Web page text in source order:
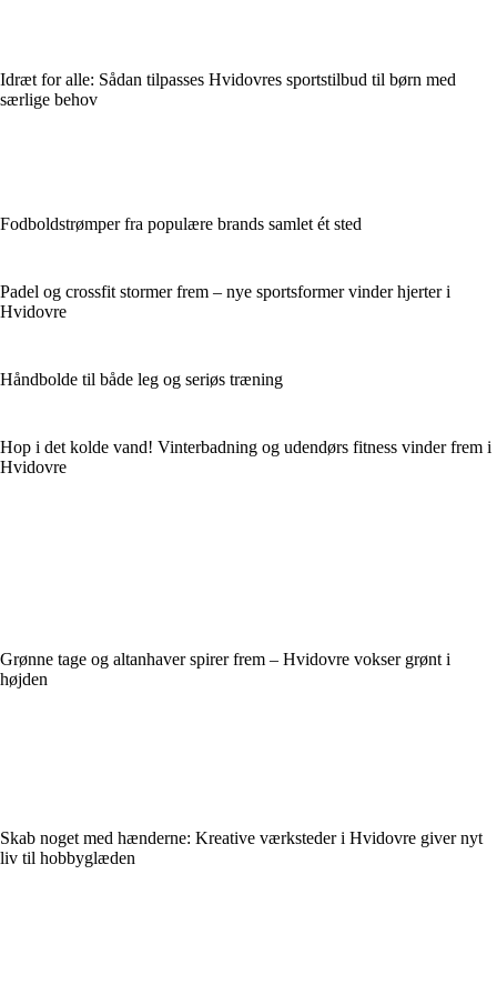
Idræt for alle: Sådan tilpasses Hvidovres sportstilbud til børn med
særlige behov
Fodboldstrømper fra populære brands samlet ét sted
Padel og crossfit stormer frem – nye sportsformer vinder hjerter i
Hvidovre
Håndbolde til både leg og seriøs træning
Hop i det kolde vand! Vinterbadning og udendørs fitness vinder frem i
Hvidovre
Grønne tage og altanhaver spirer frem – Hvidovre vokser grønt i
højden
Skab noget med hænderne: Kreative værksteder i Hvidovre giver nyt
liv til hobbyglæden